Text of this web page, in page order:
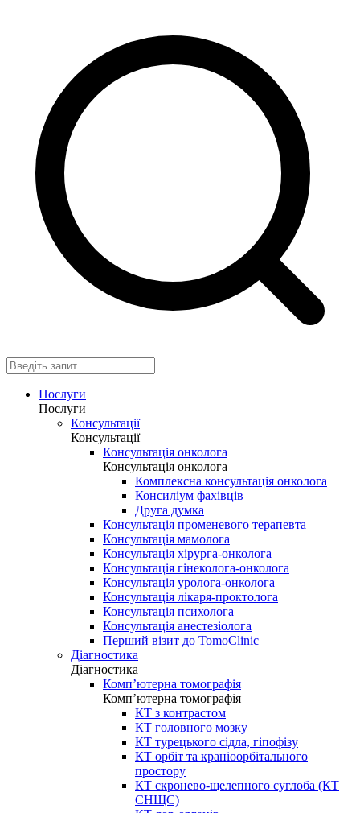
Послуги
Послуги
Консультації
Консультації
Консультація онколога
Консультація онколога
Комплексна консультація онколога
Консиліум фахівців
Друга думка
Консультація променевого терапевта
Консультація мамолога
Консультація хірурга-онколога
Консультація гінеколога-онколога
Консультація уролога-онколога
Консультація лікаря-проктолога
Консультація психолога
Консультація анестезіолога
Перший візит до TomoClinic
Діагностика
Діагностика
Комп’ютерна томографія
Комп’ютерна томографія
КТ з контрастом
КТ головного мозку
КТ турецького сідла, гіпофізу
КТ орбіт та краніоорбітального
простору
КТ скронево-щелепного суглоба (КТ
СНЩС)